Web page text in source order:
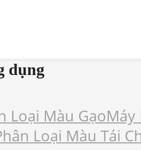
dụng
Loại Màu GạoMáy
Loại Màu Tái